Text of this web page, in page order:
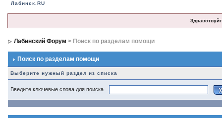
Лабинск.RU
Лабинский Форум > Поиск по разделам помощи
Поиск по разделам помощи
Выберите нужный раздел из списка
Введите ключевые слова для поиска